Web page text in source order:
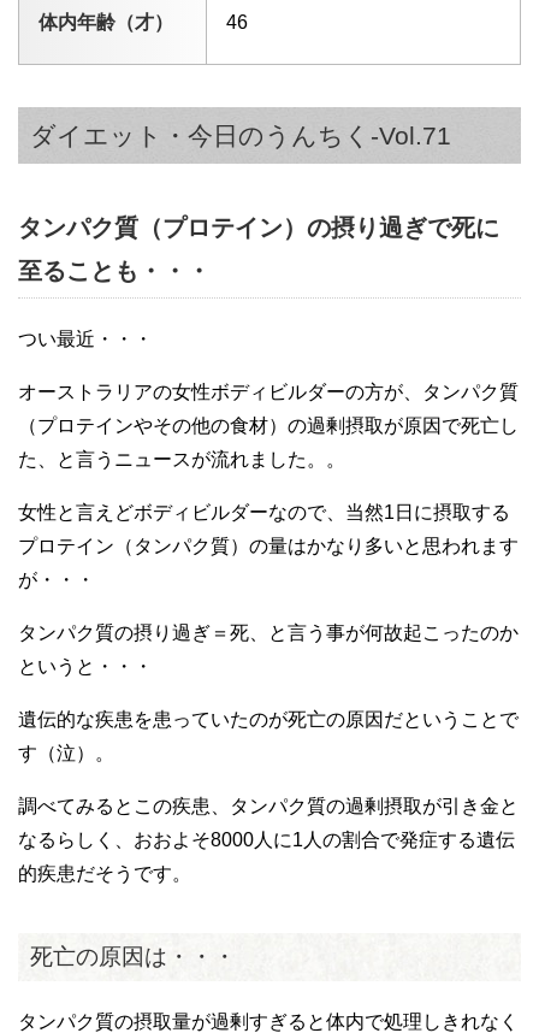
体内年齢（才） 46
ダイエット・今日のうんちく-Vol.71
タンパク質（プロテイン）の摂り過ぎで死に
至ることも・・・
つい最近・・・
オーストラリアの女性ボディビルダーの方が、タンパク質
（プロテインやその他の食材）の過剰摂取が原因で死亡し
た、と言うニュースが流れました。。
女性と言えどボディビルダーなので、当然1日に摂取する
プロテイン（タンパク質）の量はかなり多いと思われます
が・・・
タンパク質の摂り過ぎ＝死、と言う事が何故起こったのか
というと・・・
遺伝的な疾患を患っていたのが死亡の原因だということで
す（泣）。
調べてみるとこの疾患、タンパク質の過剰摂取が引き金と
なるらしく、おおよそ8000人に1人の割合で発症する遺伝
的疾患だそうです。
死亡の原因は・・・
タンパク質の摂取量が過剰すぎると体内で処理しきれなく